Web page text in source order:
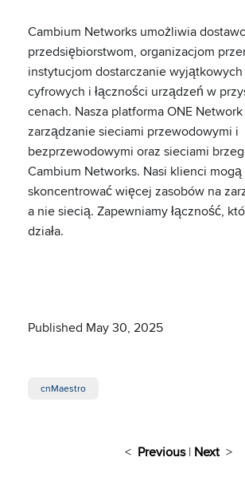
Cambium Networks umożliwia
przedsiębiorstwom, organizacjom
instytucjom dostarczanie
cyfrowych i łączności urządzeń w
cenach. Nasza platforma ONE
zarządzanie sieciami przewodowymi i
bezprzewodowymi oraz sieciami
Cambium Networks. Nasi klienci mogą
skoncentrować więcej zasobów na
a nie siecią. Zapewniamy łączność,
działa.
Published May 30, 2025
cnMaestro
< Previous| Next>